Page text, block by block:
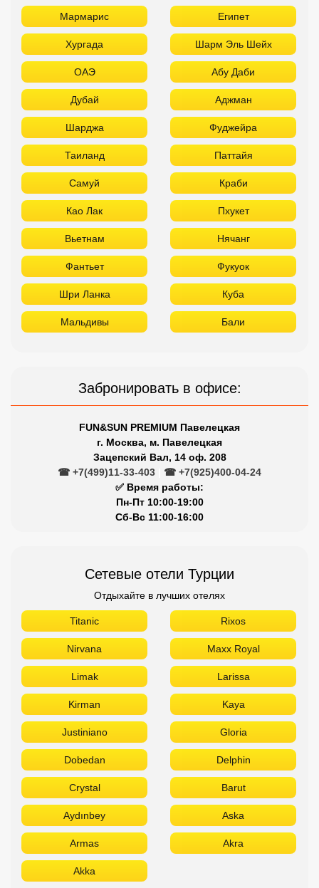
Мармарис Египет
Хургада Шарм Эль Шейх
ОАЭ Абу Даби
Дубай Аджман
Шарджа Фуджейра
Таиланд Паттайя
Самуй Краби
Као Лак Пхукет
Вьетнам Нячанг
Фантьет Фукуок
Шри Ланка Куба
Мальдивы Бали
Забронировать в офисе:
FUN&SUN PREMIUM Павелецкая
г. Москва, м. Павелецкая
Зацепский Вал, 14 оф. 208
☎ +7(499)11-33-403
☎ +7(925)400-04-24
✅ Время работы:
Пн-Пт 10:00-19:00
Сб-Вс 11:00-16:00
Сетевые отели Турции
Отдыхайте в лучших отелях
Titanic Rixos
Nirvana Maxx Royal
Limak Larissa
Kirman Kaya
Justiniano Gloria
Dobedan Delphin
Crystal Barut
Aydınbey Aska
Armas Akra
Akka